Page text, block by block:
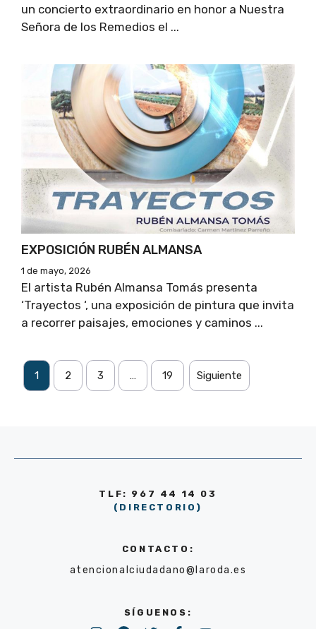
un concierto extraordinario en honor a Nuestra
Señora de los Remedios el ...
EXPOSICIÓN RUBÉN ALMANSA
1 de mayo, 2026
El artista Rubén Almansa Tomás presenta
‘Trayectos ‘, una exposición de pintura que invita
a recorrer paisajes, emociones y caminos ...
1 2 3 … 19 Siguiente
TLF: 967 44 14 03
(DIRECTORIO)
CONTACTO:
atencionalciudadano@laroda.es
SÍGUENOS: